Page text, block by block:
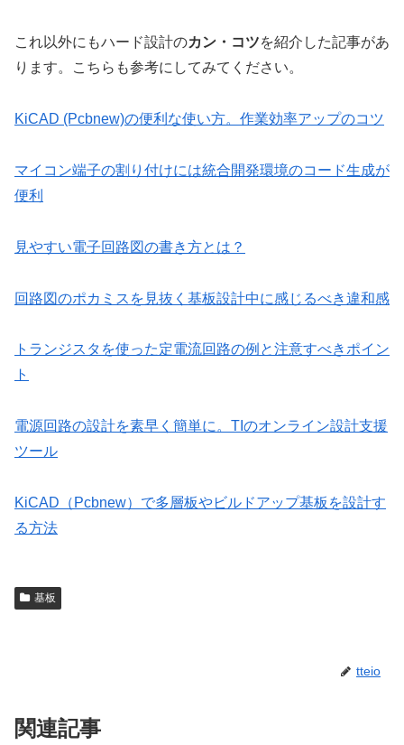
これ以外にもハード設計のカン・コツを紹介した記事があ
ります。こちらも参考にしてみてください。
KiCAD (Pcbnew)の便利な使い方。作業効率アップのコツ
マイコン端子の割り付けには統合開発環境のコード生成が
便利
見やすい電子回路図の書き方とは？
回路図のポカミスを見抜く基板設計中に感じるべき違和感
トランジスタを使った定電流回路の例と注意すべきポイン
ト
電源回路の設計を素早く簡単に。TIのオンライン設計支援
ツール
KiCAD（Pcbnew）で多層板やビルドアップ基板を設計す
る方法
基板
tteio
関連記事